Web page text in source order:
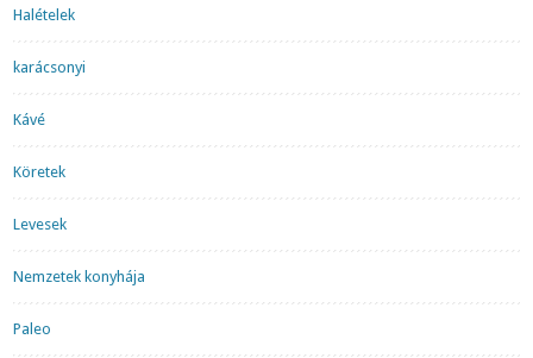
Halételek
karácsonyi
Kávé
Köretek
Levesek
Nemzetek konyhája
Paleo